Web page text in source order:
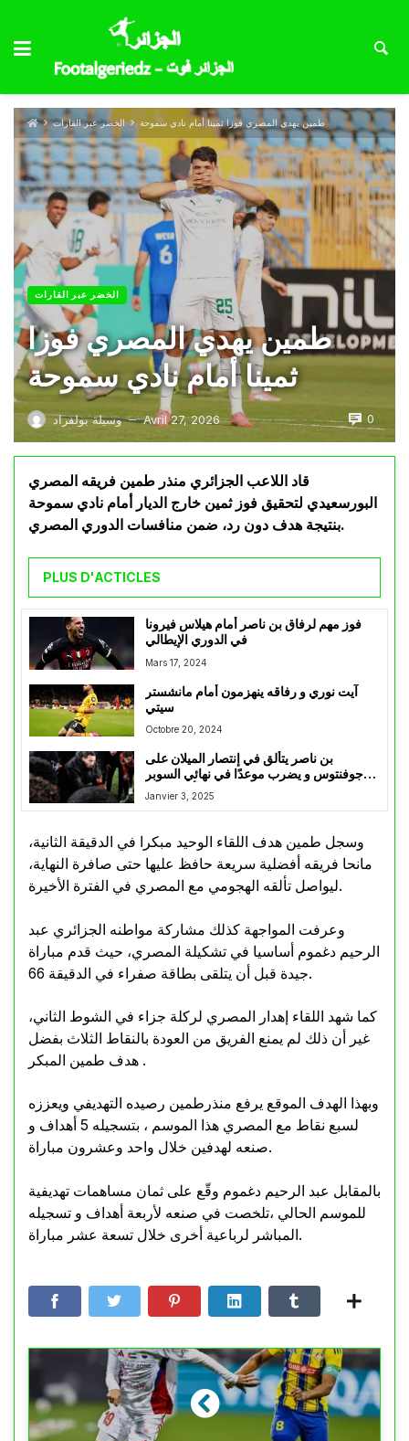
الخضر عبر القارات طمين يهدي المصري فوزا ثمينا أمام نادي سموحة
الخضر عبر القارات
طمين يهدي المصري فوزا
ثمينا أمام نادي سموحة
وسيلة بولفراد — Avril 27, 2026 0
قاد اللاعب الجزائري منذر طمين فريقه المصري
البورسعيدي لتحقيق فوز ثمين خارج الديار أمام نادي سموحة
بنتيجة هدف دون رد، ضمن منافسات الدوري المصري.
PLUS D'ACTICLES
فوز مهم لرفاق بن ناصر أمام هيلاس فيرونا
في الدوري الإيطالي
Mars 17, 2024
آيت نوري و رفاقه ينهزمون أمام مانشستر
سيتي
Octobre 20, 2024
بن ناصر يتألق في إنتصار الميلان على
جوفنتوس و يضرب موعدًا في نهائي السوبر
أمام الإنتر
Janvier 3, 2025
وسجل طمين هدف اللقاء الوحيد مبكرا في الدقيقة الثانية،
مانحا فريقه أفضلية سريعة حافظ عليها حتى صافرة النهاية،
ليواصل تألقه الهجومي مع المصري في الفترة الأخيرة.
وعرفت المواجهة كذلك مشاركة مواطنه الجزائري عبد
الرحيم دغموم أساسيا في تشكيلة المصري، حيث قدم مباراة
جيدة قبل أن يتلقى بطاقة صفراء في الدقيقة 66.
كما شهد اللقاء إهدار المصري لركلة جزاء في الشوط الثاني،
غير أن ذلك لم يمنع الفريق من العودة بالنقاط الثلاث بفضل
هدف طمين المبكر .
وبهذا الهدف الموقع يرفع منذرطمين رصيده التهديفي ويعززه
لسبع نقاط مع المصري هذا الموسم ، بتسجيله 5 أهداف و
صنعه لهدفين خلال واحد وعشرون مباراة.
بالمقابل عبد الرحيم دغموم وقّع على ثمان مساهمات تهديفية
للموسم الحالي ،تلخصت في صنعه لأربعة أهداف و تسجيله
المباشر لرباعية أخرى خلال تسعة عشر مباراة.